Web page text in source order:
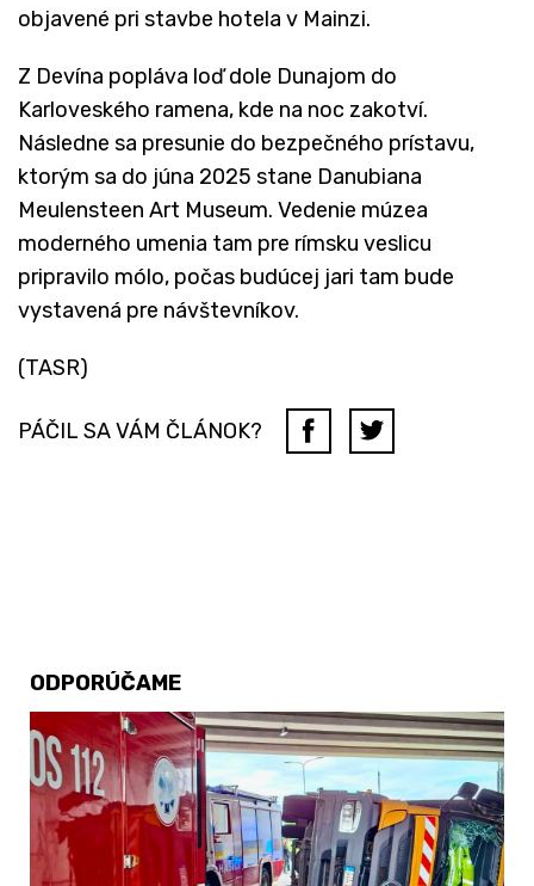
objavené pri stavbe hotela v Mainzi.
Z Devína popláva loď dole Dunajom do
Karloveského ramena, kde na noc zakotví.
Následne sa presunie do bezpečného prístavu,
ktorým sa do júna 2025 stane Danubiana
Meulensteen Art Museum. Vedenie múzea
moderného umenia tam pre rímsku veslicu
pripravilo mólo, počas budúcej jari tam bude
vystavená pre návštevníkov.
(TASR)
PÁČIL SA VÁM ČLÁNOK?
ODPORÚČAME